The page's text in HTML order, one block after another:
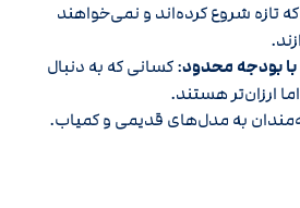
تازه شروع کرده‌اند و نمی‌خواهند
با بودجه محدود: کسانی که به دنبال
ارزان‌تر هستند.
به مدل‌های قدیمی و کمیاب.